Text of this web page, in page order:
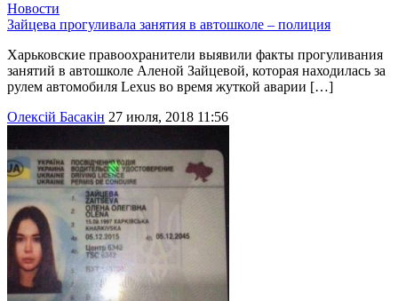
Новости
Зайцева прогуливала занятия в автошколе – полиция
Харьковские правоохранители выявили факты прогуливания
занятий в автошколе Аленой Зайцевой, которая находилась за
рулем автомобиля Lexus во время жуткой аварии […]
Олексій Басакін 27 июля, 2018 11:56